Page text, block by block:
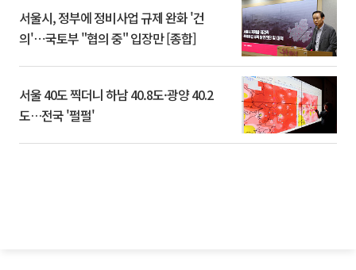
서울시, 정부에 정비사업 규제 완화 '건
의'⋯국토부 "협의 중" 입장만 [종합]
서울 40도 찍더니 하남 40.8도·광양 40.2
도…전국 '펄펄'